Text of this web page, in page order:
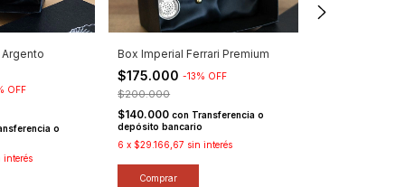
OFF
o
interés
Box Imperial Ferrari Premium
$175.000-13% OFF
$200.000
$140.000con Transferencia o
depósito bancario
6 x $29.166,67 sin interés